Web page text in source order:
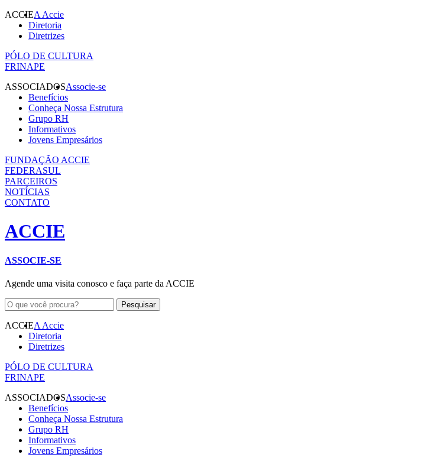
ACCIEA Accie
Diretoria
Diretrizes
PÓLO DE CULTURA
FRINAPE
ASSOCIADOSAssocie-se
Benefícios
Conheça Nossa Estrutura
Grupo RH
Informativos
Jovens Empresários
FUNDAÇÃO ACCIE
FEDERASUL
PARCEIROS
NOTÍCIAS
CONTATO
ACCIE
ASSOCIE-SE
Agende uma visita conosco e faça parte da ACCIE
ACCIEA Accie
Diretoria
Diretrizes
PÓLO DE CULTURA
FRINAPE
ASSOCIADOSAssocie-se
Benefícios
Conheça Nossa Estrutura
Grupo RH
Informativos
Jovens Empresários